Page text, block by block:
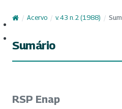
/ Acervo / v. 43 n. 2 (1988) /
Sumário
RSP Enap